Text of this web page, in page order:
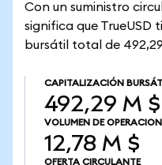
Con un suministro
significa que TrueUSD
bursátil total de
CAPITALIZACIÓN
492,29 M $
VOLUMEN DE
12,78 M $
OFERTA CIRCULANTE